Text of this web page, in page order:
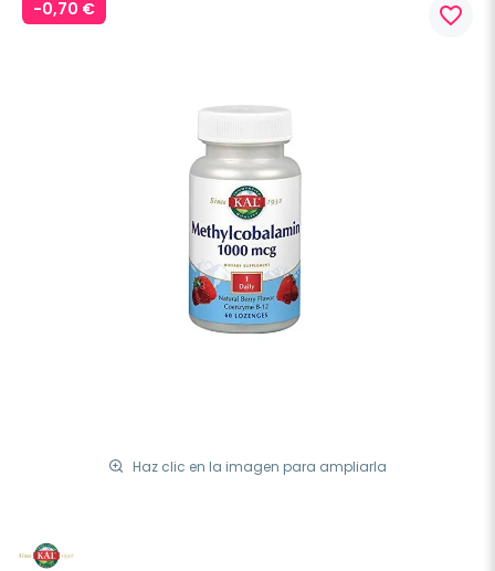
-0,70 €
Haz clic en la imagen para ampliarla
favorite_border